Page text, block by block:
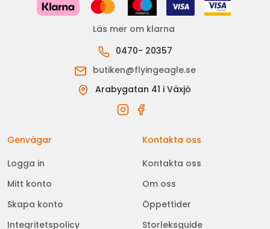
Läs mer om klarna
0470- 20357
butiken@flyingeagle.se
Arabygatan 41 i Växjö
Genvägar
Logga in
Mitt konto
Skapa konto
Integritetspolicy
Kontakta oss
Kontakta oss
Om oss
Öppettider
Storleksguide